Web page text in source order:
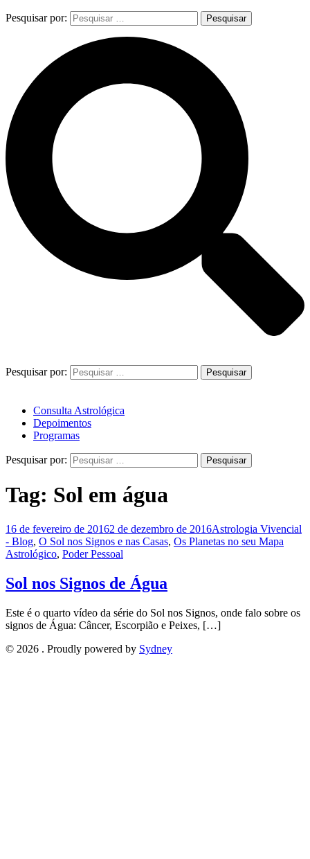
Pesquisar por:
Pesquisar por:
Consulta Astrológica
Depoimentos
Programas
Pesquisar por:
Tag: Sol em água
16 de fevereiro de 20162 de dezembro de 2016Astrologia Vivencial
- Blog, O Sol nos Signos e nas Casas, Os Planetas no seu Mapa
Astrológico, Poder Pessoal
Sol nos Signos de Água
Este é o quarto vídeo da série do Sol nos Signos, onde falo sobre os
signos de Água: Câncer, Escorpião e Peixes, […]
© 2026 . Proudly powered by Sydney